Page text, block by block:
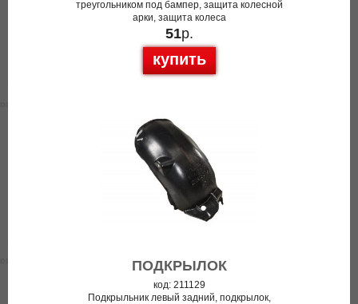
треугольником под бампер, защита колесной
арки, защита колеса
51р.
купить
ПОДКРЫЛОК
код: 211129
Подкрыльник левый задний, подкрылок,